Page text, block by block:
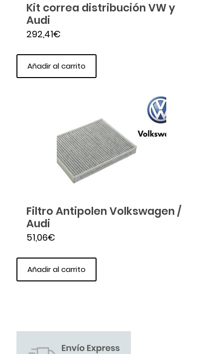
Kit correa distribución VW y
Audi
292,41€
Añadir al carrito
Filtro Antipolen Volkswagen /
Audi
51,06€
Añadir al carrito